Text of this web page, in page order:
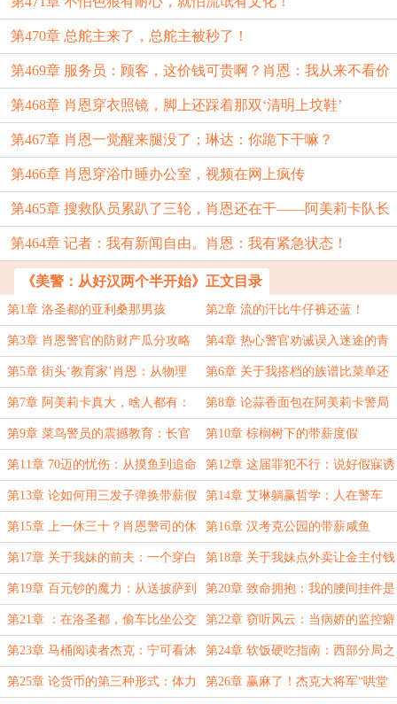
第470章 总舵主来了，总舵主被秒了！
第469章 服务员：顾客，这价钱可贵啊？肖恩：我从来不看价
钱，再来一份
第468章 肖恩穿衣照镜，脚上还踩着那双‘清明上坟鞋’
第467章 肖恩一觉醒来腿没了；琳达：你跪下干嘛？
第466章 肖恩穿浴巾睡办公室，视频在网上疯传
第465章 搜救队员累趴了三轮，肖恩还在干——阿美莉卡队长
本人
第464章 记者：我有新闻自由。肖恩：我有紧急状态！
《美警：从好汉两个半开始》正文目录
第1章 洛圣都的亚利桑那男孩 第2章 流的汗比牛仔裤还蓝！
第3章 肖恩警官的防财产瓜分攻略 第4章 热心警官劝诫误入迷途的青
少年
第5章 街头‘教育家’肖恩：从物理
劝学到职场糊弄学
第6章 关于我搭档的族谱比菜单还
厚这件事
第7章 阿美莉卡真大，啥人都有：
包括睡情敌复仇的直男
第8章 论蒜香面包在阿美莉卡警局
升迁中的战略价值
第9章 菜鸟警员的震撼教育：长官
的后备箱比军火库还满
第10章 棕榈树下的带薪度假
第11章 70迈的忧伤：从摸鱼到追命 第12章 这届罪犯不行：说好假寐诱
敌，结果先自爆
第13章 论如何用三发子弹换带薪假
期
第14章 艾琳躺赢哲学：人在警车
坐，假从天上来
第15章 上一休三十？肖恩警司的休
假公式让打工人破防
第16章 汉考克公园的带薪咸鱼
第17章 关于我妹的前夫：一个穿白
袜喷皮革香水的肋骨断裂者
第18章 关于我妹点外卖让金主付钱
这回事
第19章 百元钞的魔力：从送披萨到
走私红酒只需一秒
第20章 致命拥抱：我的腰间挂件是
病娇
第21章 ：在洛圣都，偷车比坐公交
更安全！
第22章 窃听风云：当病娇的监控癖
遇上警察的系统外挂
第23章 马桶阅读者杰克：宁可看沐
浴露配方也不翻书的变形金刚之主
第24章 软饭硬吃指南：西部分局之
虎の灵活底线实操教学
第25章 论货币的第三种形式：体力 第26章 赢麻了！杰克大将军“哄堂